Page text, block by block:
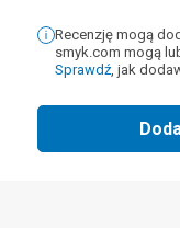
Recenzję mogą
smyk.com mogą
Sprawdź, jak